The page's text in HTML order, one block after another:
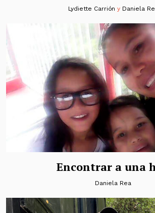
Lydiette Carrión y Daniela
Encontrar a una
Daniela Rea